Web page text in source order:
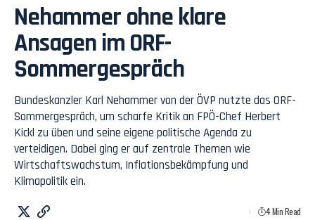
Nehammer ohne klare
Ansagen im ORF-
Sommergespräch
Bundeskanzler Karl Nehammer von der ÖVP nutzte das ORF-
Sommergespräch, um scharfe Kritik an FPÖ-Chef Herbert
Kickl zu üben und seine eigene politische Agenda zu
verteidigen. Dabei ging er auf zentrale Themen wie
Wirtschaftswachstum, Inflationsbekämpfung und
Klimapolitik ein.
4 Min Read